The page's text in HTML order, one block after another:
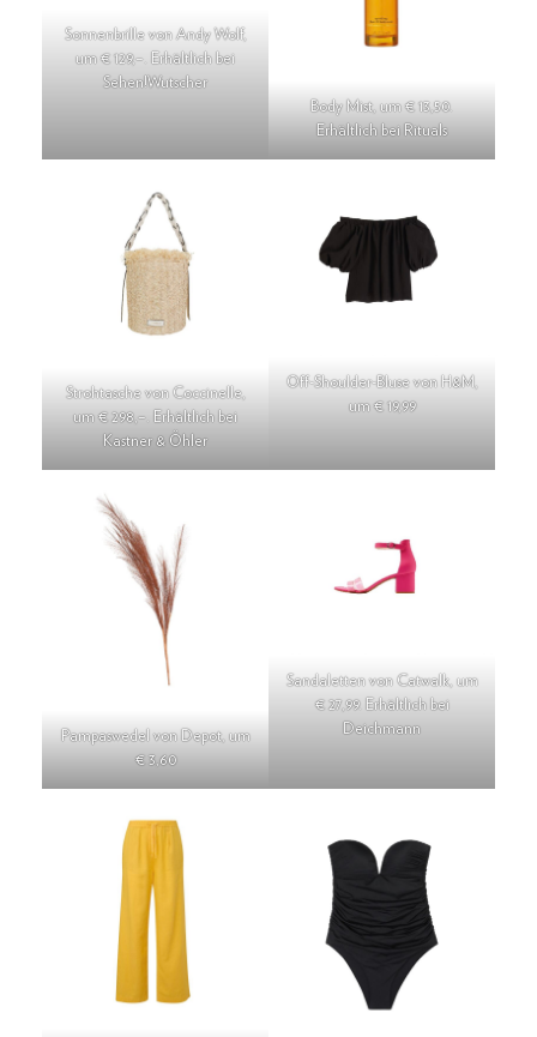
Sonnenbrille von Andy Wolf,
um € 129,–. Erhältlich bei
Sehen!Wutscher
Body Mist, um € 13,50.
Erhältlich bei Rituals
Strohtasche von Coccinelle,
um € 298,–. Erhältlich bei
Kastner & Öhler
Off-Shoulder-Bluse von H&M,
um € 19,99
Pampaswedel von Depot, um
€ 3,60
Sandaletten von Catwalk, um
€ 27,99. Erhältlich bei
Deichmann